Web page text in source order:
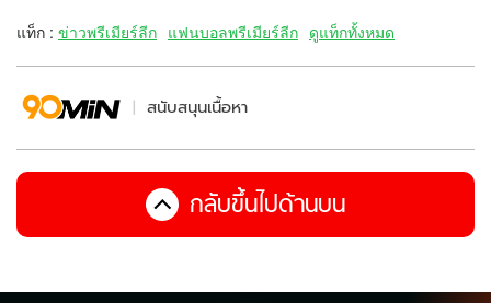
แท็ก : ข่าวพรีเมียร์ลีก แฟนบอลพรีเมียร์ลีก ดูแท็กทั้งหมด
สนับสนุนเนื้อหา
กลับขึ้นไปด้านบน